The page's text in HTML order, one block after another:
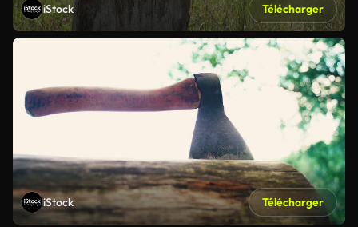
iStock Télécharger
iStock Télécharger